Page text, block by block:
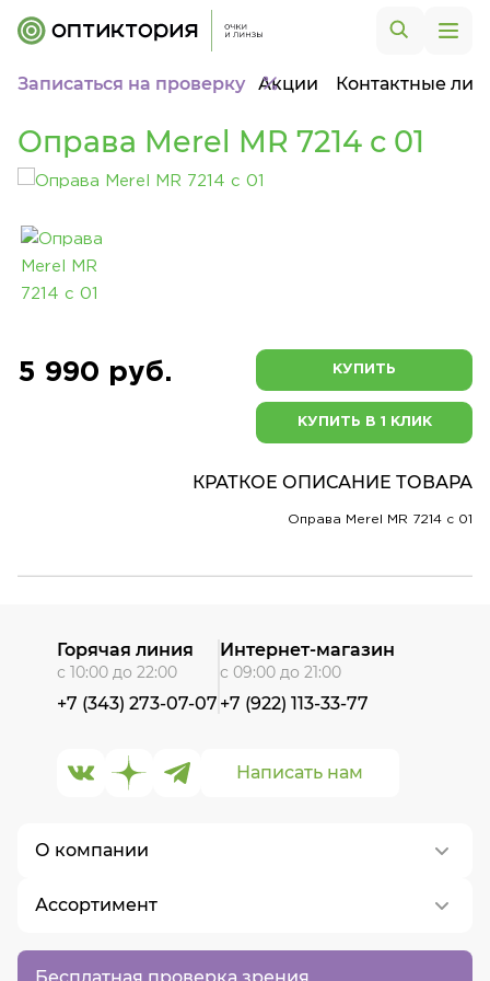
Записаться на проверку Акции Контактные
Оправа Merel MR 7214 с 01
5 990 руб. КУПИТЬ
КУПИТЬ В 1 КЛИК
КРАТКОЕ ОПИСАНИЕ ТОВАРА
Оправа Merel MR 7214 с 01
Бесплатная проверка зрения
О компании
О нас
Контакты
Ассортимент
Написать нам
Горячая линия
с 10:00 до 22:00
+7 (343) 273-07-07
Интернет-магазин
с 09:00 до 21:00
+7 (922) 113-33-77